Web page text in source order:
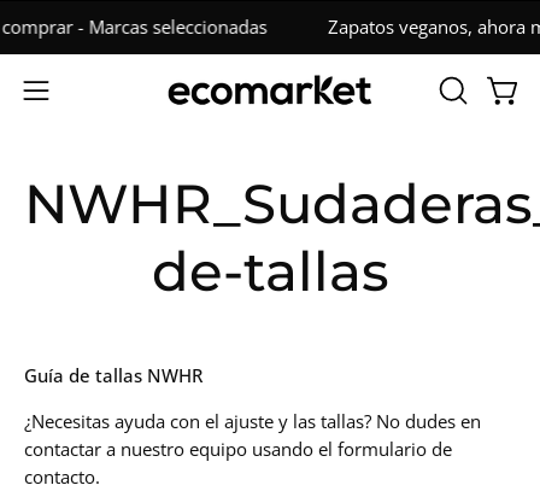
- Marcas seleccionadas Zapatos veganos, ahora
Abrir
navegación
ABRIR
de-tallas
Guía de tallas NWHR
¿Necesitas ayuda con el ajuste y las tallas? No dudes en
contactar a nuestro equipo usando el formulario de
contacto.